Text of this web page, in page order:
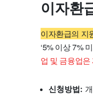
이자환
이자환급의 지
‘5% 이상 7%
업 및 금융업
신청방법: